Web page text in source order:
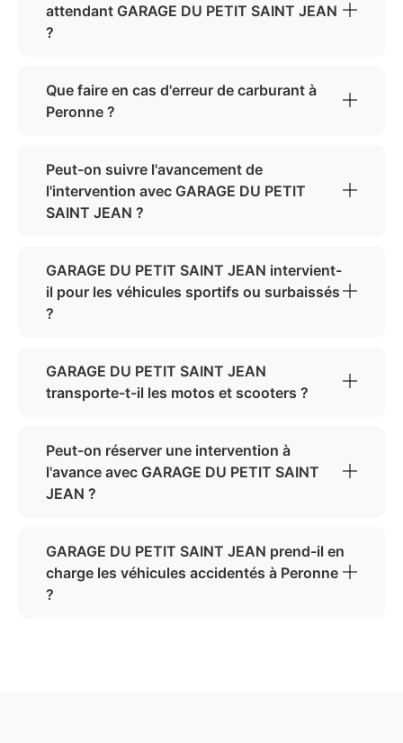
attendant GARAGE DU PETIT SAINT JEAN
?
Que faire en cas d'erreur de carburant à
Peronne ?
Peut-on suivre l'avancement de
l'intervention avec GARAGE DU PETIT
SAINT JEAN ?
GARAGE DU PETIT SAINT JEAN intervient-
il pour les véhicules sportifs ou surbaissés
?
GARAGE DU PETIT SAINT JEAN
transporte-t-il les motos et scooters ?
Peut-on réserver une intervention à
l'avance avec GARAGE DU PETIT SAINT
JEAN ?
GARAGE DU PETIT SAINT JEAN prend-il en
charge les véhicules accidentés à Peronne
?